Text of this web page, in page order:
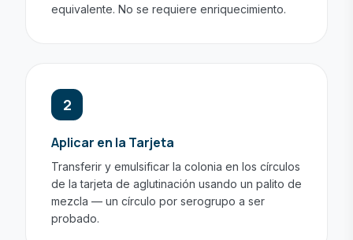
equivalente. No se requiere enriquecimiento.
2
Aplicar en la Tarjeta
Transferir y emulsificar la colonia en los círculos
de la tarjeta de aglutinación usando un palito de
mezcla — un círculo por serogrupo a ser
probado.